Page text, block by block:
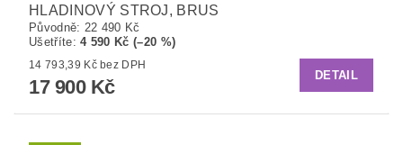
HLADINOVÝ STROJ, BRUS
Původně: 22 490 Kč
Ušetříte:4 590 Kč (–20 %)
14 793,39 Kč bez DPH
17 900 Kč
DETAIL